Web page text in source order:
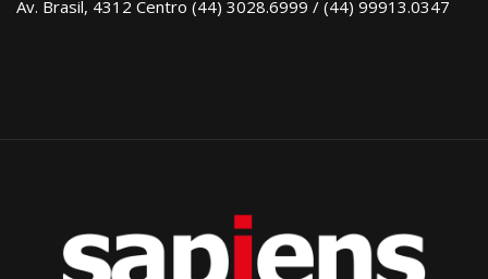
Av. Brasil, 4312 Centro (44) 3028.6999 / (44) 99913.0347